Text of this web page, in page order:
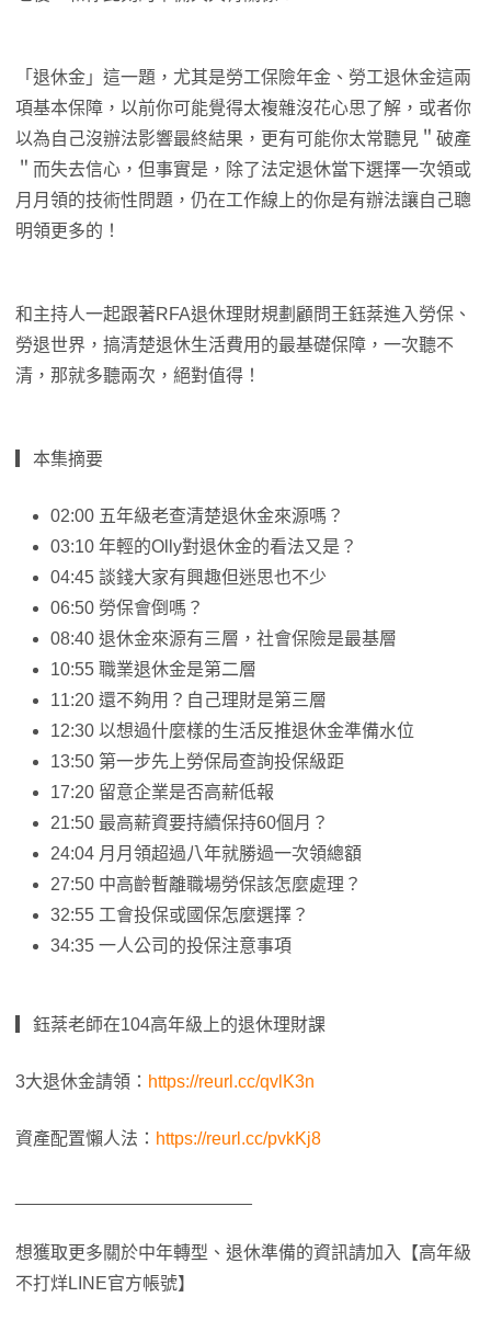
「退休金」這一題，尤其是勞工保險年金、勞工退休金這兩
項基本保障，以前你可能覺得太複雜沒花心思了解，或者你
以為自己沒辦法影響最終結果，更有可能你太常聽見＂破產
＂而失去信心，但事實是，除了法定退休當下選擇一次領或
月月領的技術性問題，仍在工作線上的你是有辦法讓自己聰
明領更多的！
和主持人一起跟著RFA退休理財規劃顧問王鈺棻進入勞保、
勞退世界，搞清楚退休生活費用的最基礎保障，一次聽不
清，那就多聽兩次，絕對值得！
▎本集摘要
02:00 五年級老查清楚退休金來源嗎？
03:10 年輕的Olly對退休金的看法又是？
04:45 談錢大家有興趣但迷思也不少
06:50 勞保會倒嗎？
08:40 退休金來源有三層，社會保險是最基層
10:55 職業退休金是第二層
11:20 還不夠用？自己理財是第三層
12:30 以想過什麼樣的生活反推退休金準備水位
13:50 第一步先上勞保局查詢投保級距
17:20 留意企業是否高薪低報
21:50 最高薪資要持續保持60個月？
24:04 月月領超過八年就勝過一次領總額
27:50 中高齡暫離職場勞保該怎麼處理？
32:55 工會投保或國保怎麼選擇？
34:35 一人公司的投保注意事項
▎鈺棻老師在104高年級上的退休理財課
3大退休金請領： https://reurl.cc/qvlK3n
資產配置懶人法： https://reurl.cc/pvkKj8
想獲取更多關於中年轉型、退休準備的資訊請加入【高年級
不打烊LINE官方帳號】